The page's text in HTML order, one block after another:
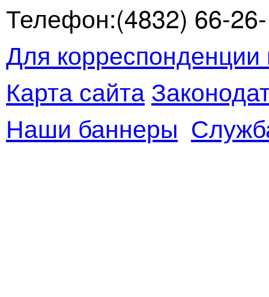
Телефон:(4832) 66-
Для
Карта сайта
Наши баннеры